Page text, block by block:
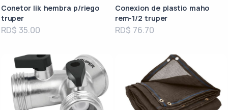
Conetor lik hembra p/riego
truper
RD$ 35.00
Conexion de plastio maho
rem-1/2 truper
RD$ 76.70